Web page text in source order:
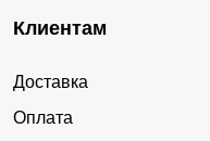
Клиентам
Доставка
Оплата